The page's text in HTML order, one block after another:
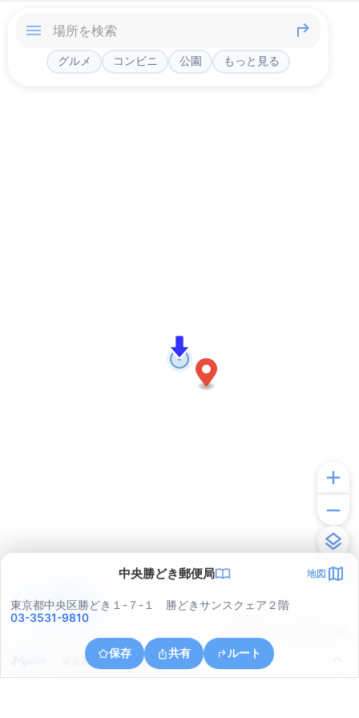
グルメ コンビニ 公園 もっと見る
中央勝どき郵便局 地図
東京都中央区勝どき１-７-１ 勝どきサンスクェア２階
03-3531-9810
保存 共有 ルート
東京都中央区築地６丁目２１
アプリで見る